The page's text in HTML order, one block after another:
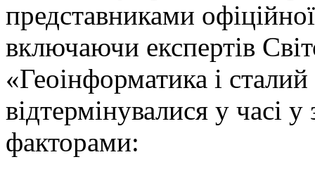
представниками
включаючи експертів
«Геоінформатика і
відтермінувалися у часі
факторами: